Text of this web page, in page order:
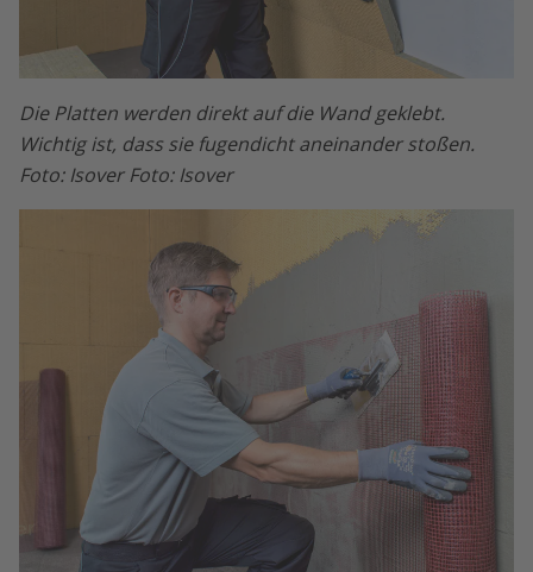
Die Platten werden direkt auf die Wand geklebt.
Wichtig ist, dass sie fugendicht aneinander stoßen.
Foto: Isover Foto: Isover